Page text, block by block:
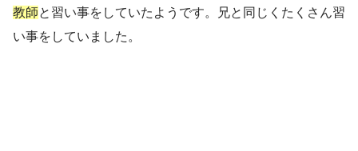
教師と習い事をしていたようです。兄と同じくたくさん習
い事をしていました。